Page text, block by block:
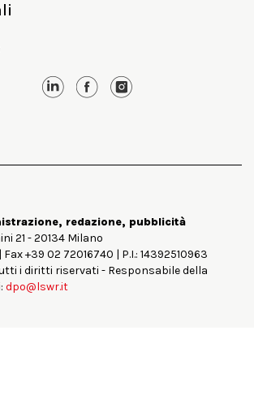
redazione, pubblicità
21 - 20134 Milano
Fax +39 02 72016740 | P.I.: 14392510963
i diritti riservati - Responsabile della
dpo@lswr.it